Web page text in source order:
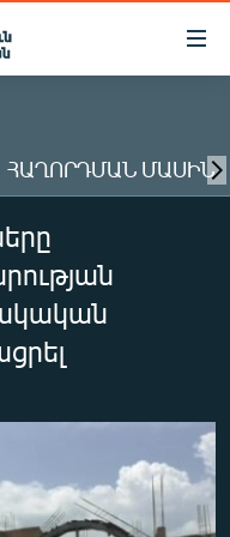
ՀԱՂՈՐԴՄԱՆ ՄԱՍԻՆ